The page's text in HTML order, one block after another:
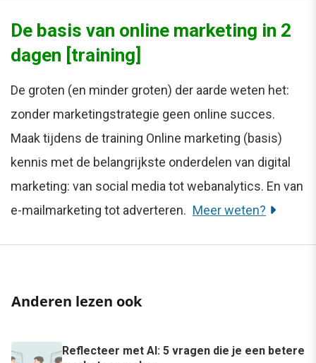
De basis van online marketing in 2
dagen [training]
De groten (en minder groten) der aarde weten het:
zonder marketingstrategie geen online succes.
Maak tijdens de training Online marketing (basis)
kennis met de belangrijkste onderdelen van digital
marketing: van social media tot webanalytics. En van
e-mailmarketing tot adverteren. Meer weten?
Anderen lezen ook
Reflecteer met AI: 5 vragen die je een betere